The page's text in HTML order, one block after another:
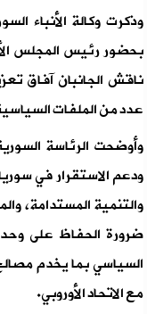
وذكرت وكالة الأنباء
بحضور رئيس المجلس
ناقش الجانبان آفاق
عدد من الملفات
وأوضحت الرئاسة
ودعم الاستقرار في
والتنمية المستدامة،
ضرورة الحفاظ على
السياسي بما يخدم
مع الاتحاد الأوروبي.